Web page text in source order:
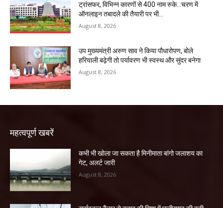
ट्रांसफर, विभिन्न कारणों से 400 नाम रुके…चरण में
ऑनलाइन तबादले की तैयारी पर भी...
August 8, 2026
उप मुख्यमंत्री अरुण साव ने किया पौधारोपण, बोले
हरियाली बढ़ेगी तो पर्यावरण भी स्वस्थ और सुंदर बनेगा
August 8, 2026
महत्वपूर्ण खबरें
कभी भी खोला जा सकता है मिनीमाता बांगो जलाशय का
गेट, अलर्ट जारी
August 8, 2026